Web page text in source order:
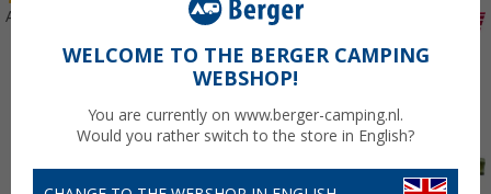
Artikelnr: 101010
WELCOME TO THE BERGER CAMPING
WEBSHOP!
You are currently on www.berger-camping.nl.
Would you rather switch to the store in English?